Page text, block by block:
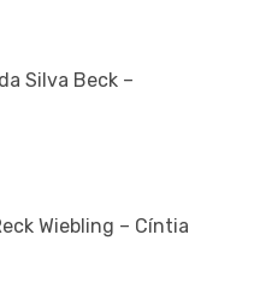
Silva Beck –
Wiebling – Cíntia